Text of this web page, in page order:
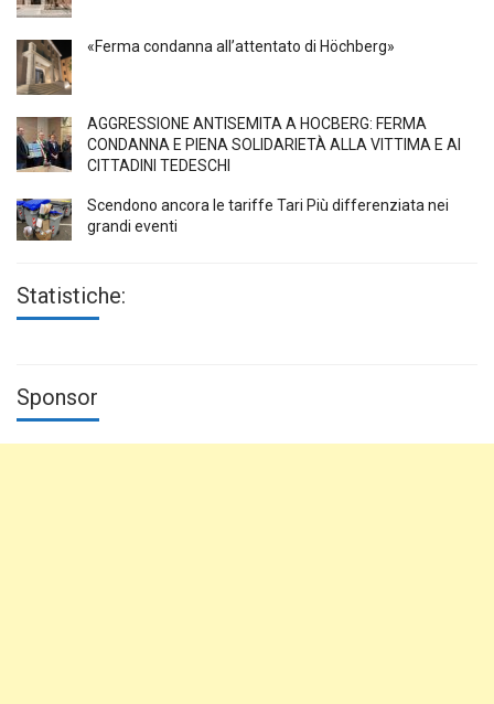
«Ferma condanna all’attentato di Höchberg»
AGGRESSIONE ANTISEMITA A HÖCBERG: FERMA
CONDANNA E PIENA SOLIDARIETÀ ALLA VITTIMA E AI
CITTADINI TEDESCHI
Scendono ancora le tariffe Tari Più differenziata nei
grandi eventi
Statistiche:
Sponsor